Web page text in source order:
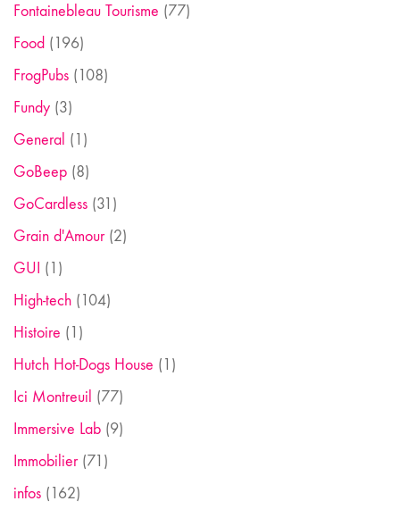
Fontainebleau Tourisme (77)
Food (196)
FrogPubs (108)
Fundy (3)
General (1)
GoBeep (8)
GoCardless (31)
Grain d'Amour(2)
GUI (1)
High-tech (104)
Histoire (1)
Hutch Hot-Dogs House (1)
Ici Montreuil (77)
Immersive Lab (9)
Immobilier(71)
infos (162)